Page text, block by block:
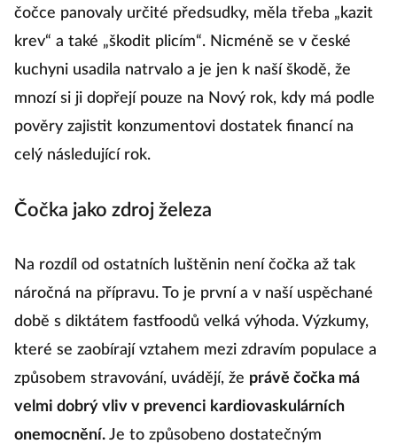
čočce panovaly určité předsudky, měla třeba „kazit
krev“ a také „škodit plicím“. Nicméně se v české
kuchyni usadila natrvalo a je jen k naší škodě, že
mnozí si ji dopřejí pouze na Nový rok, kdy má podle
pověry zajistit konzumentovi dostatek financí na
celý následující rok.
Čočka jako zdroj železa
Na rozdíl od ostatních luštěnin není čočka až tak
náročná na přípravu. To je první a v naší uspěchané
době s diktátem fastfoodů velká výhoda. Výzkumy,
které se zaobírají vztahem mezi zdravím populace a
způsobem stravování, uvádějí, že právě čočka má
velmi dobrý vliv v prevenci kardiovaskulárních
onemocnění. Je to způsobeno dostatečným